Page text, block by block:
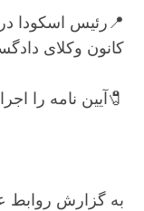
📍رئیس اسکودا
کانون وکلای
🧷آیین نامه را
به گزارش روابط